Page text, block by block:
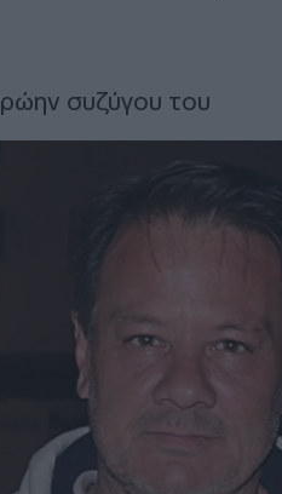
συζύγου του